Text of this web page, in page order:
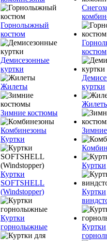
Горнолыжный
костюм
Демисезонные
куртки
Жилеты
Зимние костюмы
Комбинезоны
Куртки
Куртки
SOFTSHELL
(Windstopper)
Куртки
горнолыжные
костюм
куртки
Куртки
Куртки
Куртки